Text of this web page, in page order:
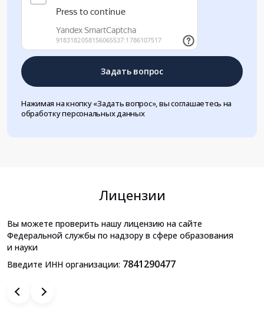
Задать вопрос
Нажимая на кнопку «Задать вопрос», вы соглашаетесь на
обработку персональных данных
Лицензии
Вы можете проверить нашу лицензию на сайте
Федеральной службы по надзору в сфере образования
и науки
Введите ИНН организации: 7841290477